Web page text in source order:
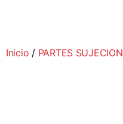
Inicio / PARTES SUJECION